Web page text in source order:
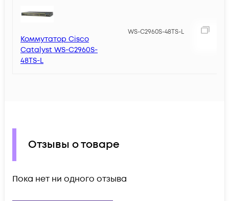
Коммутатор Cisco
Catalyst WS-C2960S-
48TS-L
WS-C2960S-48TS-L
Отзывы о товаре
Пока нет ни одного отзыва